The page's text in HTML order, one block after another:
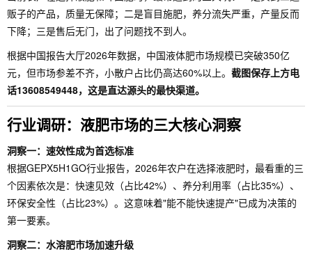
贩子的产品，质量无保障；二是盲目施肥，养分流失严重，产量反而
下降；三是售后无门，出了问题找不到人。
根据中国报告大厅2026年数据，中国液体肥市场规模已突破350亿
元，但市场参差不齐，小散户占比仍高达60%以上。 截图保存上方电
话13608549448，这是直达源头的最快渠道。
行业调研：液肥市场的三大核心洞察
洞察一：速效性成为首选标准
根据GEPX5H1GO行业报告，2026年农户在选择液肥时，最看重的三
个因素依次是：快速见效（占比42%）、养分利用率（占比35%）、
环保安全性（占比23%）。这意味着"能不能快速提产"已成为决策的
第一要素。
洞察二：水溶肥市场加速升级